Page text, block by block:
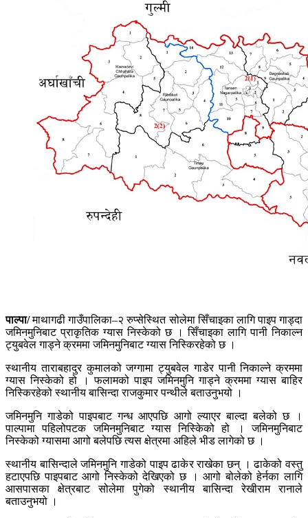
पाल्पा/माथागढी गाउँपालिका–२ रुप्सेस्थित सोलेमा सिँचाइका लागि पाइप गाड्दा
जमिनमुनिबाट प्राकृतिक ग्यास निस्केको छ । सिँचाइका लागि पानी निकाल्न
ट्युबवेल गाड्ने क्रममा जमिनमुनिबाट ग्यास निस्किरहेको छ ।
स्थानीय ताराबहादुर कुमालको जग्गामा ट्युबवेल गाडेर पानी निकाल्ने क्रममा
ग्यास निस्केको हो । फलामको पाइप जमिनमुनि गाड्ने क्रममा ग्यास बाहिर
निस्किरहेको स्थानीय बासिन्दा राजकुमार पन्थीले बताउनुभयो ।
जमिनमुनि गाडेको पाइपबाट गन्ध आएपछि आगो ल्याएर बाल्दा बलेको छ ।
पाल्पामा पहिलोपटक जमिनमुनिबाट ग्यास निस्किेको हो । जमिनमुनिबाट
निस्केको ग्यासमा आगो बलेपछि त्यस क्षेत्रमा अहिले भीड लागेको छ ।
स्थानीय बासिन्दाले जमिनमुनि गाडेको पाइप ढाकेर राखेका छन् । ढाकेको वस्तु
हटाएपछि पाइपबाट आगो निस्केको देखिएको छ । आगो बोलेको हेर्नका लागि
आसपासका क्षेत्रबाट सोलेमा पुगेको स्थानीय बासिन्दा रेखीराम रानाले
बताउनुभयो ।